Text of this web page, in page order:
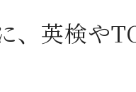
、英検や